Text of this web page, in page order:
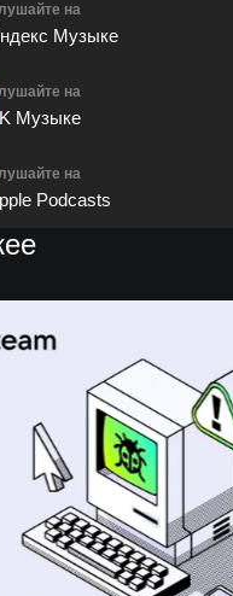
на
Музыке
на
Музыке
на
Podcasts